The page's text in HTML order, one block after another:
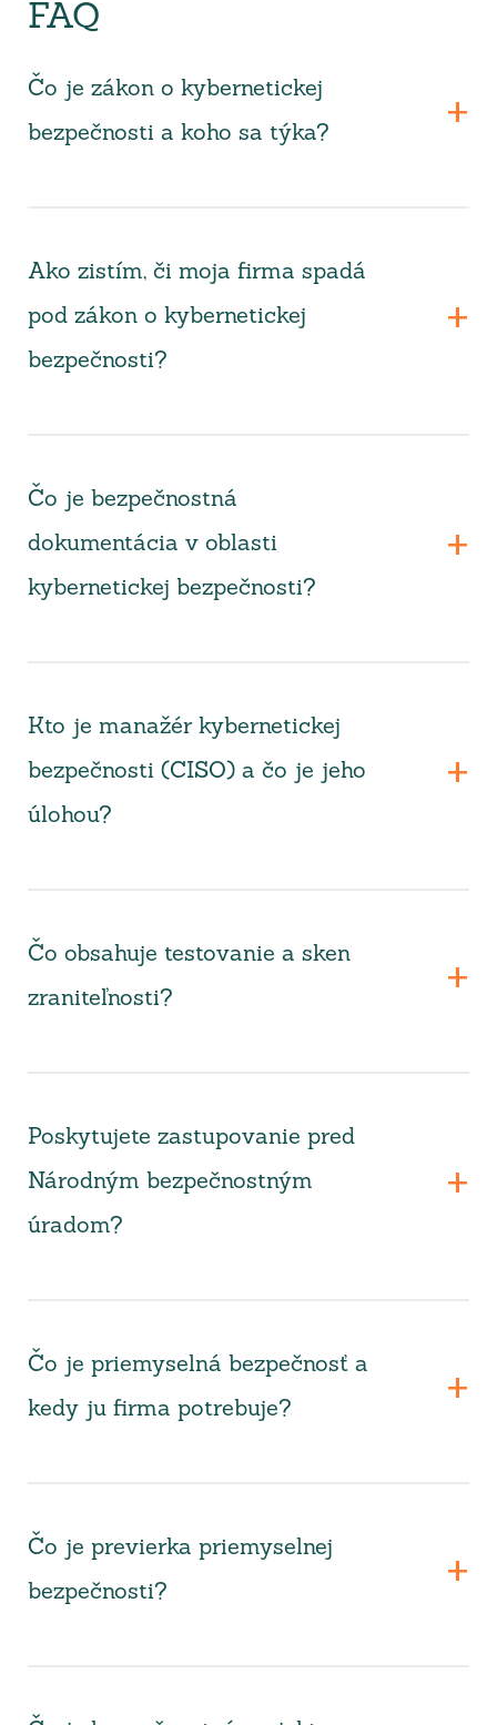
FAQ
Čo je zákon o kybernetickej
bezpečnosti a koho sa týka?
Ako zistím, či moja firma spadá
pod zákon o kybernetickej
bezpečnosti?
Čo je bezpečnostná
dokumentácia v oblasti
kybernetickej bezpečnosti?
Kto je manažér kybernetickej
bezpečnosti (CISO) a čo je jeho
úlohou?
Čo obsahuje testovanie a sken
zraniteľnosti?
Poskytujete zastupovanie pred
Národným bezpečnostným
úradom?
Čo je priemyselná bezpečnosť a
kedy ju firma potrebuje?
Čo je previerka priemyselnej
bezpečnosti?